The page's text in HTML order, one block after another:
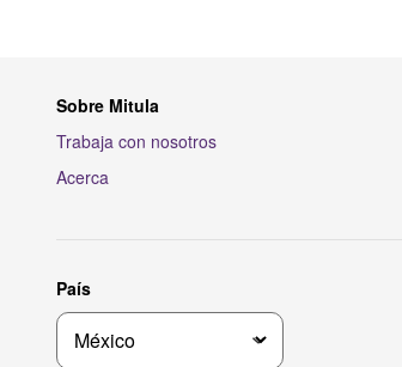
Sobre Mitula
Trabaja con nosotros
Acerca
País